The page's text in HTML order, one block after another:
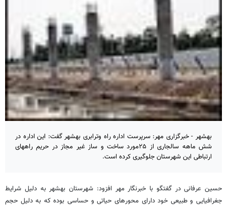
بهشهر - خبرگزاری مهر: سرپرست اداره راه وترابری بهشهر گفت:‌ این اداره در
شش ماهه سالجاری از ۲۵مورد ساخت و ساز غیر مجاز در حریم راههای
ارتباطی این شهرستان جلوگیری کرده است.
حسین عرفانی در گفتگو با خبرنگار مهر افزود: شهرستان بهشهر به دلیل شرایط
جغرافیایی و طبیعی خود دارای محورهای حیاتی و حساسی بوده که به دلیل حجم